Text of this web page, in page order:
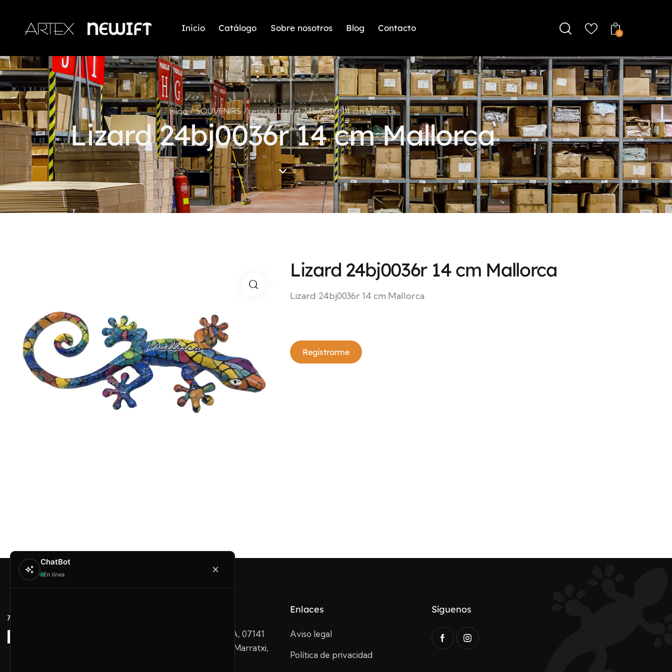
Inicio Catálogo Sobre nosotros Blog Contacto
0
Inicio SOUVENIRS resina Lizard 24bj0036r 14 cm Mallorca
Lizard 24bj0036r 14 cm Mallorca
Lizard 24bj0036r 14 cm Mallorca
Lizard 24bj0036r 14 cm Mallorca
Registrarme
Carrer Conradors, 10A, 07141
Poligono Industrial de Marratxi,
Enlaces
Aviso legal
Política de privacidad
Síguenos
ChatBot
En línea